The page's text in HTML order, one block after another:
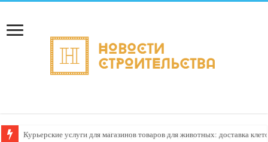
Курьерские услуги для магазинов товаров для животных: доставка